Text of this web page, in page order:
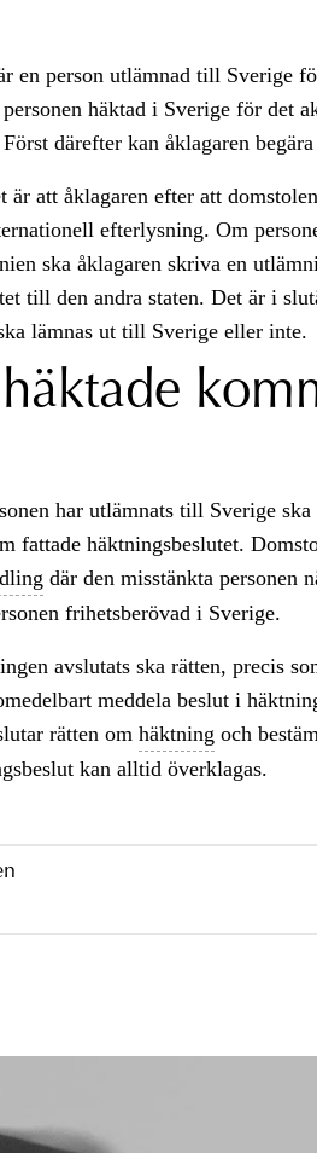
en person utlämnad till Sverige
häktad i Sverige för det
därefter kan åklagaren
att åklagaren efter att
efterlysning. Om
ska åklagaren skriva en
till den andra staten. Det är i
lämnas ut till Sverige eller inte.
har utlämnats till Sverige
fattade häktningsbeslutet.
där den misstänkta personen
frihetsberövad i Sverige.
avslutats ska rätten, precis
meddela beslut i
rätten om häktning och
kan alltid överklagas.